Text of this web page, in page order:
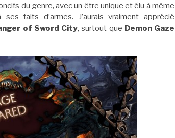
du genre, avec un être unique et élu à même
faits d’armes. J’aurais vraiment apprécié
of Sword City, surtout que Demon Gaze